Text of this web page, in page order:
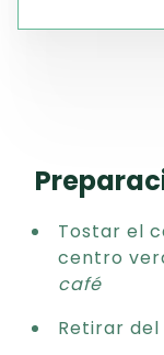
Tostar el
centro
café
Retirar